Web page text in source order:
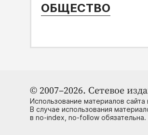
ОБЩЕСТВО
© 2007–2026. Сетевое
Использование материалов
В случае использования
в no-index, no-follow обязательна.